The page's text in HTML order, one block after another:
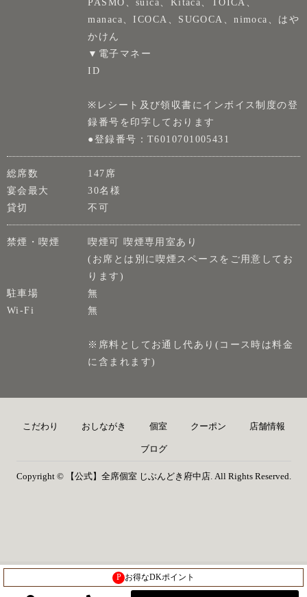
PASMO、suica、Kitaca、TOICA、
manaca、ICOCA、SUGOCA、nimoca、はや
かけん
▼電子マネー
ID
※レシート及び領収書にインボイス制度の登
録番号を印字しております
●登録番号：T6010701005431
総席数
147席
宴会最大
30名様
貸切
不可
禁煙・喫煙
喫煙可 喫煙専用室あり
(お席とは別に喫煙スペースをご用意してお
ります)
駐車場
無
Wi-Fi
無
※席料としてお通し代あり(コース時は料金
に含まれます)
こだわり おしながき 個室 クーポン 店舗情報
ブログ
Copyright © 【公式】全席個室 じぶんどき府中店. All Rights Reserved.
P お得なDKポイント